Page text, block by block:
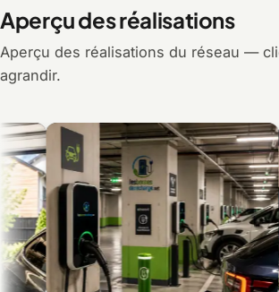
Aperçu des réalisations
Aperçu des réalisations du réseau —
agrandir.